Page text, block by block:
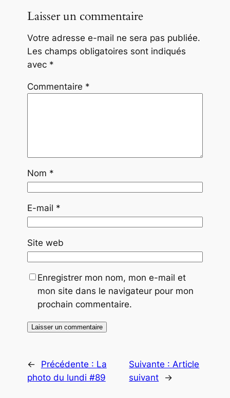
Laisser un commentaire
Votre adresse e-mail ne sera pas publiée.
Les champs obligatoires sont indiqués
avec *
Commentaire *
Nom *
E-mail *
Site web
Enregistrer mon nom, mon e-mail et
mon site dans le navigateur pour mon
prochain commentaire.
← Précédente : La
photo du lundi #89
Suivante : Article
suivant
→